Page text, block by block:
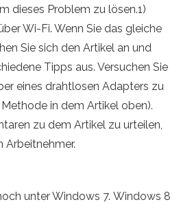
dieses Problem zu lösen.1)
Wi-Fi. Wenn Sie das gleiche
Sie sich den Artikel an und
Tipps aus. Versuchen Sie
eines drahtlosen Adapters zu
in dem Artikel oben).
zu dem Artikel zu urteilen,
Arbeitnehmer.
unter Windows 7. Windows 8